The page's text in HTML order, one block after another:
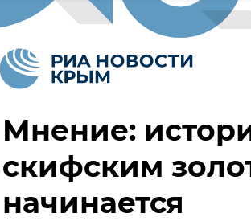
Мнение:
скифским
начинается